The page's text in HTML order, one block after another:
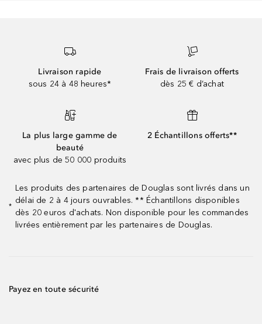
Livraison rapide
sous 24 à 48 heures*
Frais de livraison offerts
dès 25 € d’achat
La plus large gamme de
beauté
avec plus de 50 000 produits
2 Échantillons offerts**
*
Les produits des partenaires de Douglas sont livrés dans un
délai de 2 à 4 jours ouvrables. ** Échantillons disponibles
dès 20 euros d'achats. Non disponible pour les commandes
livrées entièrement par les partenaires de Douglas.
Payez en toute sécurité